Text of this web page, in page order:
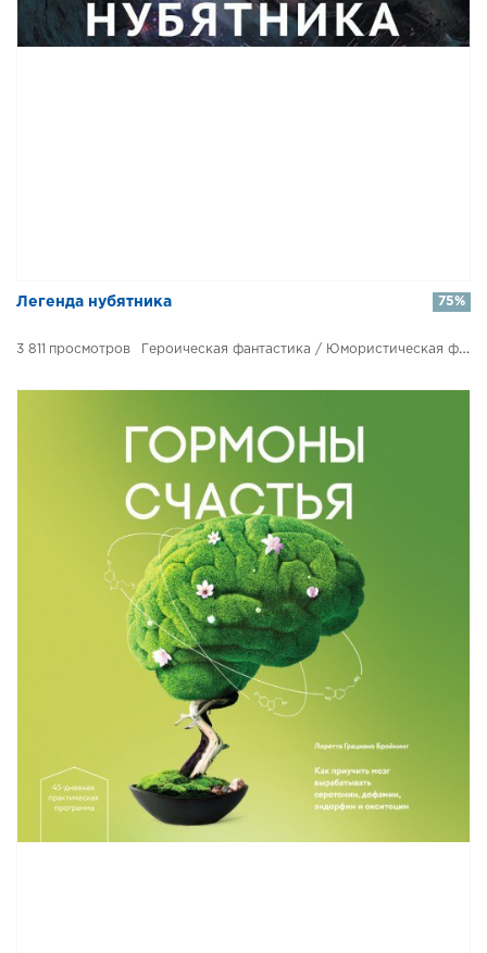
​​Легенда нубятника
3 811 Героическая фантастика / Юмористическая фантастика / Магия
75%